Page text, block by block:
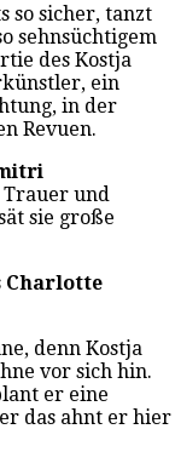
so sicher, tanzt
sehnsüchtigem
des Kostja
ein
in der
Revuen.
und
sie große
Charlotte
denn Kostja
vor sich hin.
er eine
das ahnt er hier